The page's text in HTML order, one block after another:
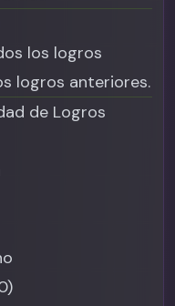
los logros
logros anteriores.
de Logros